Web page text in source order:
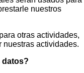
nuestros
otras actividades,
actividades.
datos?